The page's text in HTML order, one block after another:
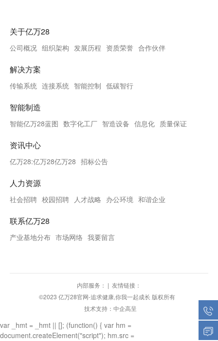
关于亿万28
公司概况 组织架构 发展历程 资质荣誉 合作伙伴
解决方案
传输系统 连接系统 智能控制 低碳智行
智能制造
智能亿万28蓝图 数字化工厂 智造设备 信息化 质量保证
资讯中心
亿万28:亿万28亿万28 招标公告
人力资源
社会招聘 校园招聘 人才战略 办公环境 和谐企业
联系亿万28
产业基地分布 市场网络 我要留言
内部服务： | 友情链接：
©2023 亿万28官网-追求健康,你我一起成长 版权所有
技术支持：中企高呈
var _hmt = _hmt || []; (function() { var hm =
document.createElement("script"); hm.src =